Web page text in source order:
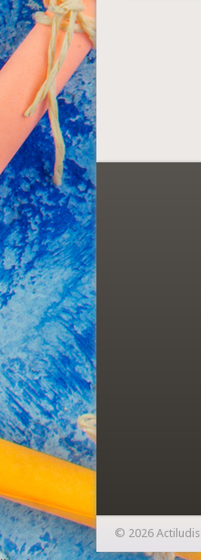
© 2026 Actiludis